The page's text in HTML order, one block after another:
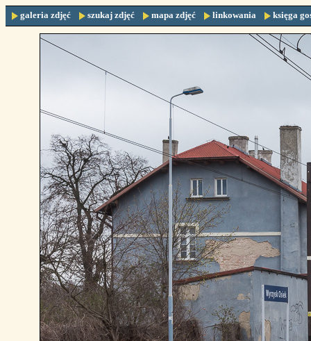
galeria zdjęć szukaj zdjęć mapa zdjęć linkowania księga